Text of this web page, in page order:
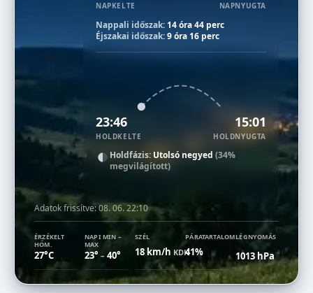
NAPKELTE NAPNYUGTA
Nappali időszak: 14 óra 44 perc
Éjszakai időszak:9 óra 16 perc
23:46
HOLDKELTE
15:01
HOLDNYUGTA
Holdfázis: Utolsó negyed (34%
megvilágított)
Adatok frissítve:08. 06. 22:10
ÉRZÉKELT
HŐM.
27°C
NAPI MIN –
MAX
23° –40°
SZÉL
18 km/h KDK
PÁRATARTALOM
41%
LÉGNYOMÁS
1013 hPa